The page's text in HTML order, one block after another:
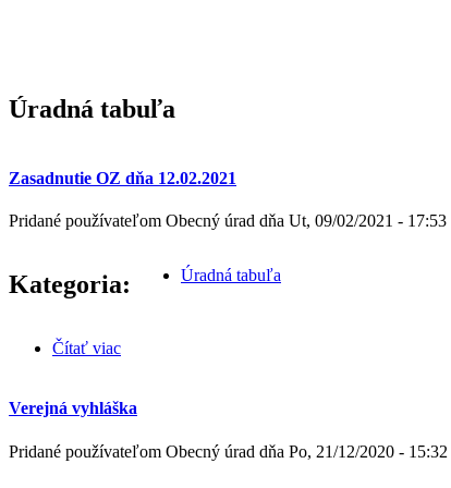
Úradná tabuľa
Zasadnutie OZ dňa 12.02.2021
Pridané používateľom Obecný úrad dňa Ut, 09/02/2021 - 17:53
Kategoria: Úradná tabuľa
Čítať viac
Verejná vyhláška
Pridané používateľom Obecný úrad dňa Po, 21/12/2020 - 15:32